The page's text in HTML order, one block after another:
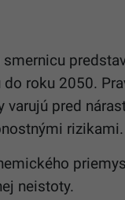
roku 2050.
varujú pred
rizikami.
neistoty.